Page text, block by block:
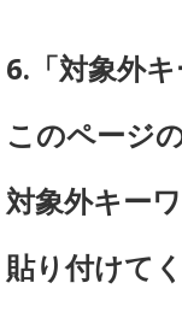
6.「対象外
このページ
対象外キー
貼り付けて